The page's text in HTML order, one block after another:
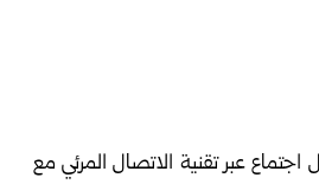
عبر تقنية الاتصال المرئي مع